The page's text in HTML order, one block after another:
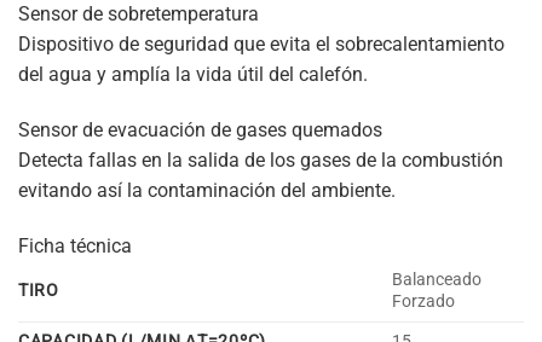
Sensor de sobretemperatura
Dispositivo de seguridad que evita el sobrecalentamiento
del agua y amplía la vida útil del calefón.
Sensor de evacuación de gases quemados
Detecta fallas en la salida de los gases de la combustión
evitando así la contaminación del ambiente.
Ficha técnica
TIRO
Balanceado
Forzado